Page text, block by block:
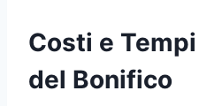
Costi e
del Bonifico